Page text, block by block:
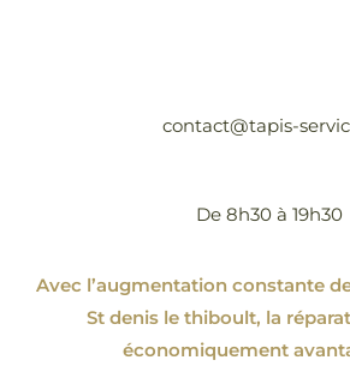
contact@tapis-
De 8h30 à 19h30
Avec l’augmentation constante
St denis le thiboult, la
économiquement